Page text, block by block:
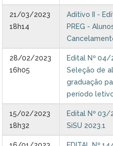
21/03/2023
18h14
Aditivo II -
PREG -
28/02/2023
16h05
Edital Nº 04/
Seleção de
graduação
período
15/02/2023
18h32
Edital Nº 03/
SiSU 2023.1